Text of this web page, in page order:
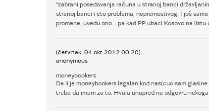
"zabrani posedovanja računa u stranoj banci
stranoj banci i eto problema, nepremostivog. I još
promene, uvedu ono... pa kad PP ubaci Kosovo na listu
(četvrtak, 04.okt.2012 00:20)
anonymous
moneybookers
Da li je moneybookers legalan kod nas(cuo sam
treba da imam za to. Hvala unapred na odgovru